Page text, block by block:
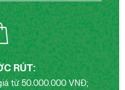
RÚT:
từ 50.000.000 VNĐ;